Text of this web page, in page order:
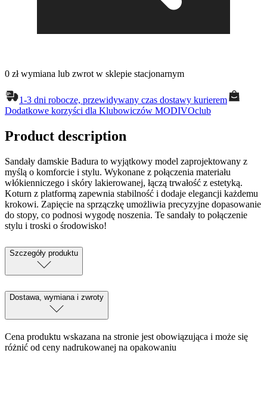
0 zł wymiana lub zwrot w sklepie stacjonarnym
1-3 dni robocze, przewidywany czas dostawy kurierem
Dodatkowe korzyści dla Klubowiczów MODIVOclub
Product description
Sandały damskie Badura to wyjątkowy model zaprojektowany z
myślą o komforcie i stylu. Wykonane z połączenia materiału
włókienniczego i skóry lakierowanej, łączą trwałość z estetyką.
Koturn z platformą zapewnia stabilność i dodaje elegancji każdemu
krokowi. Zapięcie na sprzączkę umożliwia precyzyjne dopasowanie
do stopy, co podnosi wygodę noszenia. Te sandały to połączenie
stylu i troski o środowisko!
Szczegóły produktu
Dostawa, wymiana i zwroty
Cena produktu wskazana na stronie jest obowiązująca i może się
różnić od ceny nadrukowanej na opakowaniu